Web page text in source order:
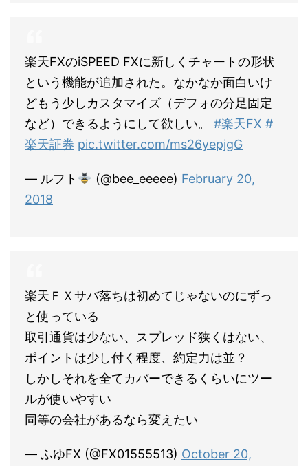
楽天FXのiSPEED FXに新しくチャートの形状
という機能が追加された。なかなか面白いけ
どもう少しカスタマイズ（デフォの分足固定
など）できるようにして欲しい。 #楽天FX #
楽天証券 pic.twitter.com/ms26yepjgG
— ルフト (@bee_eeeee) February 20,
2018
楽天ＦＸサバ落ちは初めてじゃないのにずっ
と使っている
取引通貨は少ない、スプレッド狭くはない、
ポイントは少し付く程度、約定力は並？
しかしそれを全てカバーできるくらいにツー
ルが使いやすい
同等の会社があるなら変えたい
— ふゆFX (@FX01555513) October 20,